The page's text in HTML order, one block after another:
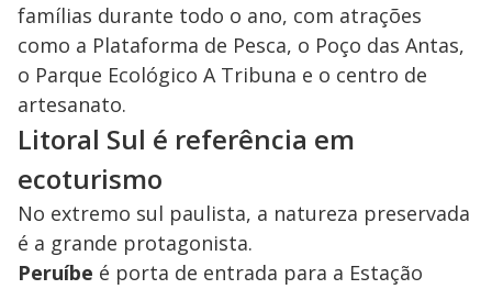
famílias durante todo o ano, com atrações
como a Plataforma de Pesca, o Poço das Antas,
o Parque Ecológico A Tribuna e o centro de
artesanato.
Litoral Sul é referência em
ecoturismo
No extremo sul paulista, a natureza preservada
é a grande protagonista.
Peruíbe é porta de entrada para a Estação